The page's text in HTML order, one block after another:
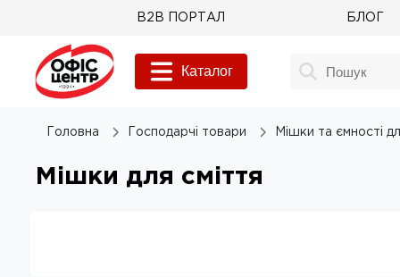
B2B ПОРТАЛ БЛОГ
Каталог
Головна Господарчі товари Мішки та ємності
Мішки для сміття